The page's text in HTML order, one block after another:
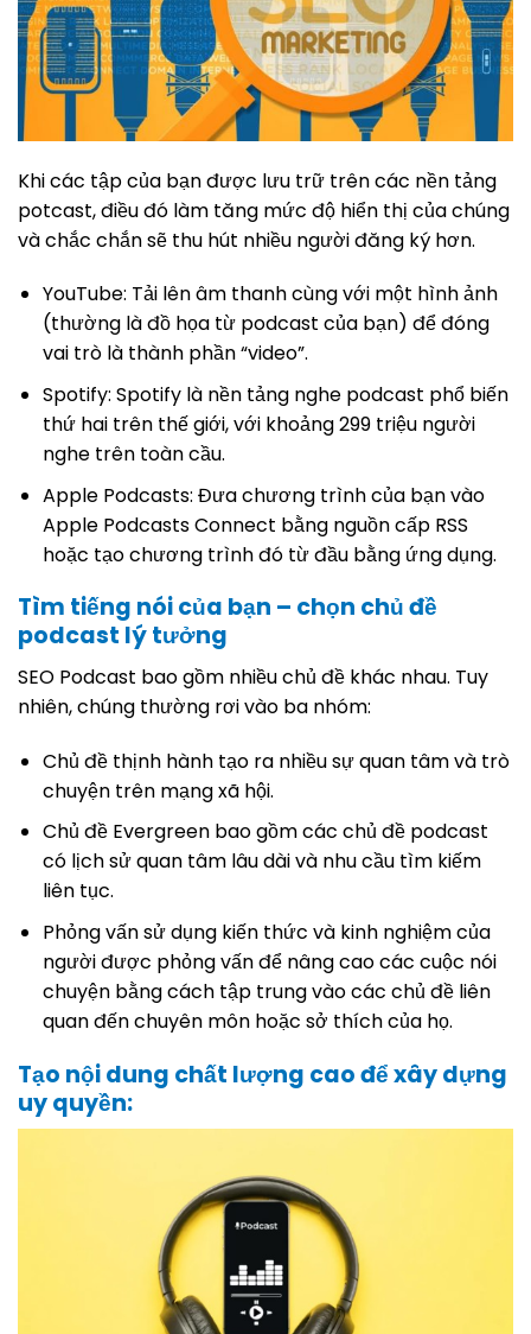
Khi các tập của bạn được lưu trữ trên các nền tảng
potcast, điều đó làm tăng mức độ hiển thị của chúng
và chắc chắn sẽ thu hút nhiều người đăng ký hơn.
YouTube: Tải lên âm thanh cùng với một hình ảnh
(thường là đồ họa từ podcast của bạn) để đóng
vai trò là thành phần “video”.
Spotify: Spotify là nền tảng nghe podcast phổ biến
thứ hai trên thế giới, với khoảng 299 triệu người
nghe trên toàn cầu.
Apple Podcasts: Đưa chương trình của bạn vào
Apple Podcasts Connect bằng nguồn cấp RSS
hoặc tạo chương trình đó từ đầu bằng ứng dụng.
Tìm tiếng nói của bạn – chọn chủ đề
podcast lý tưởng
SEO Podcast bao gồm nhiều chủ đề khác nhau. Tuy
nhiên, chúng thường rơi vào ba nhóm:
Chủ đề thịnh hành tạo ra nhiều sự quan tâm và trò
chuyện trên mạng xã hội.
Chủ đề Evergreen bao gồm các chủ đề podcast
có lịch sử quan tâm lâu dài và nhu cầu tìm kiếm
liên tục.
Phỏng vấn sử dụng kiến thức và kinh nghiệm của
người được phỏng vấn để nâng cao các cuộc nói
chuyện bằng cách tập trung vào các chủ đề liên
quan đến chuyên môn hoặc sở thích của họ.
Tạo nội dung chất lượng cao để xây dựng
uy quyền: